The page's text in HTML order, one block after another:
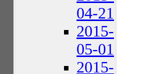
04-21
2015-
05-01
2015-